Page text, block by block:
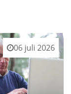
06 juli 2026